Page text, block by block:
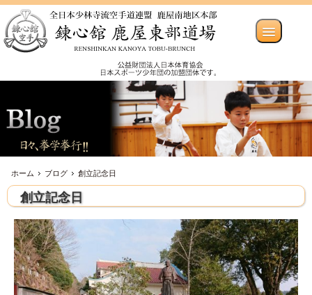
ホーム ブログ 創立記念日
創立記念日